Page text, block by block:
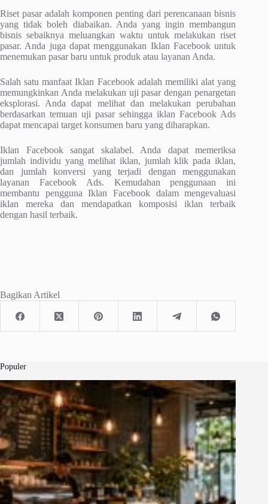
Riset pasar adalah komponen penting dari perencanaan bisnis
yang tidak boleh diabaikan. Anda yang ingin membangun
bisnis sebaiknya meluangkan waktu untuk melakukan riset
pasar. Anda juga dapat menggunakan Iklan Facebook untuk
menemukan pasar baru untuk produk atau layanan Anda.
Salah satu manfaat Iklan Facebook adalah memiliki alat yang
memungkinkan Anda melakukan uji pasar dengan penargetan
eksplorasi. Anda dapat melihat dan melakukan perubahan
berdasarkan temuan uji pasar sehingga iklan Facebook Ads
dapat mencapai target konsumen baru yang diharapkan.
Iklan Facebook sangat skalabel. Anda dapat memeriksa
jumlah individu yang melihat iklan, jumlah klik pada iklan,
dan jumlah konversi yang terjadi dengan menggunakan
layanan Facebook Ads. Kemudahan penggunaan ini
membantu pengguna Iklan Facebook dalam mengevaluasi
iklan mereka dan mendapatkan komposisi iklan terbaik
dengan hasil terbaik.
Bagikan Artikel
Populer